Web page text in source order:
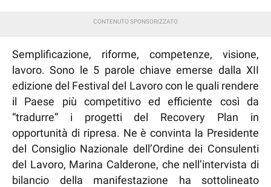
Semplificazione, riforme, competenze, visione,
lavoro. Sono le 5 parole chiave emerse dalla XII
edizione del Festival del Lavoro con le quali rendere
il Paese più competitivo ed efficiente così da
“tradurre” i progetti del Recovery Plan in
opportunità di ripresa. Ne è convinta la Presidente
del Consiglio Nazionale dell’Ordine dei Consulenti
del Lavoro, Marina Calderone, che nell’intervista di
bilancio della manifestazione ha sottolineato